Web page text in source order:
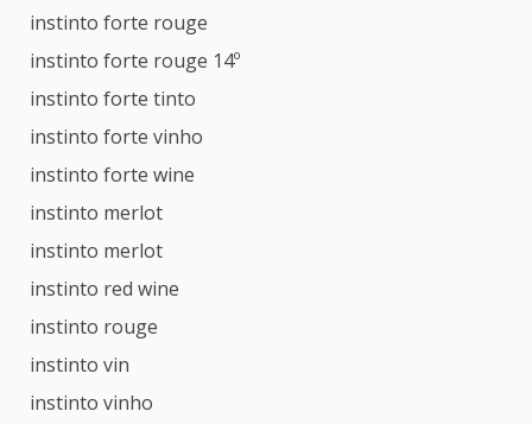
instinto forte rouge
instinto forte rouge 14º
instinto forte tinto
instinto forte vinho
instinto forte wine
instinto merlot
instinto merlot
instinto red wine
instinto rouge
instinto vin
instinto vinho